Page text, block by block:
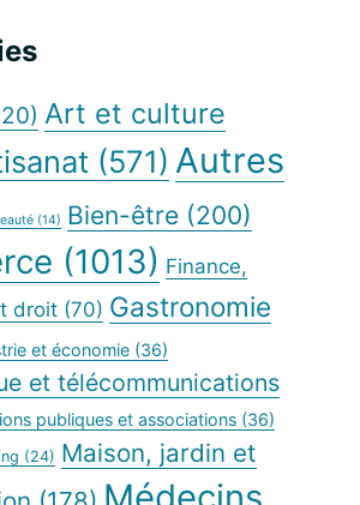
Art et culture
(571) Autres
(14) Bien-être (200)
(1013) Finance,
droit (70) Gastronomie
et économie (36)
et télécommunications
publiques et associations (36)
(24) Maison, jardin et